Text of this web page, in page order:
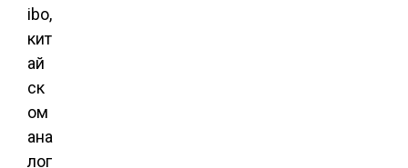
ibo,
кит
ай
ск
ом
ана
лог